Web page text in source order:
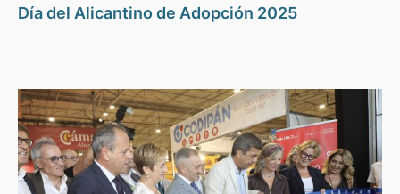
Día del Alicantino de Adopción 2025